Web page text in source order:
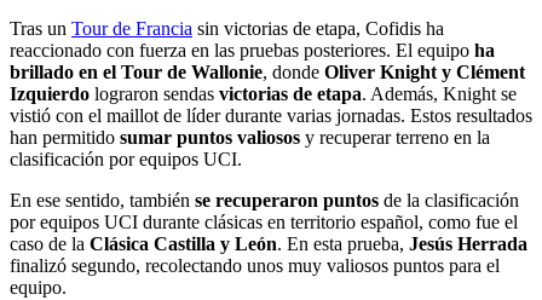
Tras un Tour de Francia sin victorias de etapa, Cofidis ha
reaccionado con fuerza en las pruebas posteriores. El equipo ha
brillado en el Tour de Wallonie, donde Oliver Knight y Clément
Izquierdo lograron sendas victorias de etapa. Además, Knight se
vistió con el maillot de líder durante varias jornadas. Estos resultados
han permitido sumar puntos valiosos y recuperar terreno en la
clasificación por equipos UCI.
En ese sentido, también se recuperaron puntos de la clasificación
por equipos UCI durante clásicas en territorio español, como fue el
caso de la Clásica Castilla y León. En esta prueba, Jesús Herrada
finalizó segundo, recolectando unos muy valiosos puntos para el
equipo.